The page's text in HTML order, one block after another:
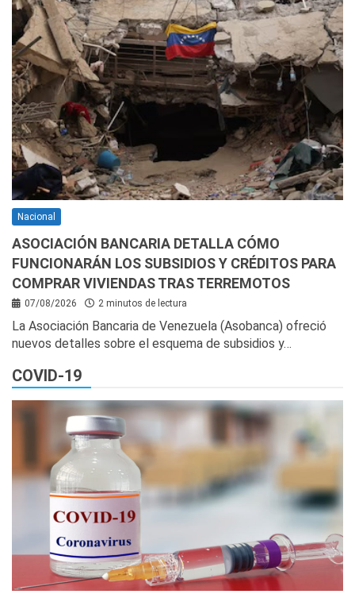
Nacional
ASOCIACIÓN BANCARIA DETALLA CÓMO
FUNCIONARÁN LOS SUBSIDIOS Y CRÉDITOS PARA
COMPRAR VIVIENDAS TRAS TERREMOTOS
07/08/2026 2 minutos de lectura
La Asociación Bancaria de Venezuela (Asobanca) ofreció
nuevos detalles sobre el esquema de subsidios y…
COVID-19